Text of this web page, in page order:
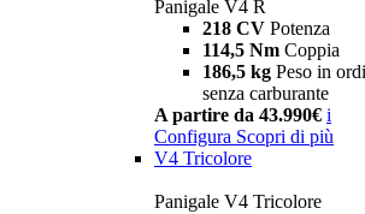
Panigale V4 R
218 CV Potenza
114,5 Nm Coppia
186,5 kg Peso in
senza carburante
A partire da 43.990€ i
Configura Scopri di più
V4 Tricolore
Panigale V4 Tricolore